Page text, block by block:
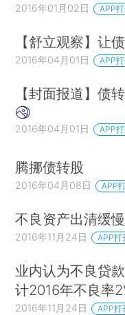
2016年01月02日 APP
【舒立观察】让
2016年04月01日 APP
【封面报道】债
2016年04月01日 APP
腾挪债转股
2016年04月08日 APP
不良资产出清缓
2016年11月24日 APP打
业内认为不良贷
计2016年不良率
2016年11月24日 APP打